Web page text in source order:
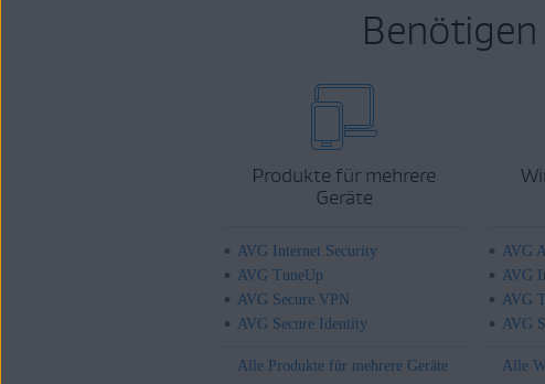
Produkte für mehrere
Geräte
AVG Internet Security
AVG TuneUp
AVG Secure VPN
AVG Secure Identity
Alle Produkte für mehrere Geräte
AVG
AVG
AVG
AVG
Alle